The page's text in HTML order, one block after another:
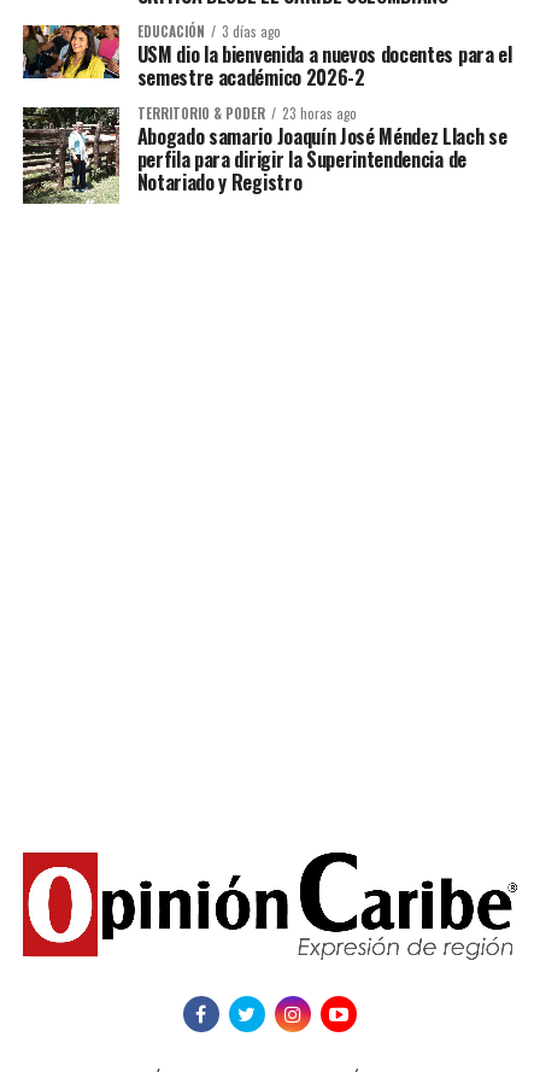
EDUCACIÓN 3 días ago
USM dio la bienvenida a nuevos docentes para el
semestre académico 2026-2
TERRITORIO & PODER 23 horas ago
Abogado samario Joaquín José Méndez Llach se
perfila para dirigir la Superintendencia de
Notariado y Registro